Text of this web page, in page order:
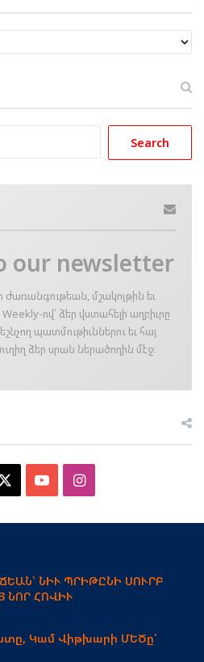
our newsletter
ժառանգութեան, մշակոյթին եւ
ով՝ ձեր վստահելի աղբիւրը
պատմութիւններու եւ հայ
ձեր սրան ներածողին մէջ։
YouTubeInstagram
ՆԻՒ ՊՐԻԹԸՆԻ ՍՈՒՐԲ
ՆՈՐ ՀՈՎԻՒ
Կամ Վիթխարի ՄԵԾը՝